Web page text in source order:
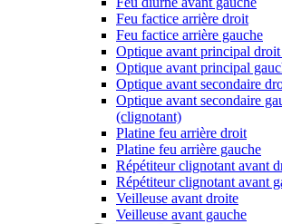
Feu factice arrière droit
Feu factice arrière gauche
Optique avant principal
Optique avant principal
Optique avant secondaire
Optique avant secondaire
(clignotant)
Platine feu arrière droit
Platine feu arrière gauche
Répétiteur clignotant avant
Répétiteur clignotant avant
Veilleuse avant droite
Veilleuse avant gauche